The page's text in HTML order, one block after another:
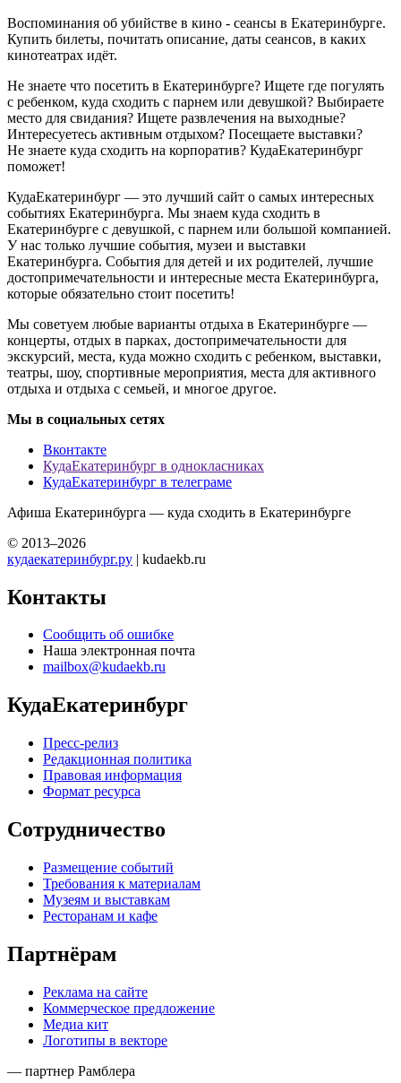
Воспоминания об убийстве в кино - сеансы в Екатеринбурге.
Купить билеты, почитать описание, даты сеансов, в каких
кинотеатрах идёт.
Не знаете что посетить в Екатеринбурге? Ищете где погулять
с ребенком, куда сходить с парнем или девушкой? Выбираете
место для свидания? Ищете развлечения на выходные?
Интересуетесь активным отдыхом? Посещаете выставки?
Не знаете куда сходить на корпоратив? КудаЕкатеринбург
поможет!
КудаЕкатеринбург — это лучший сайт о самых интересных
событиях Екатеринбурга. Мы знаем куда сходить в
Екатеринбурге с девушкой, с парнем или большой компанией.
У нас только лучшие события, музеи и выставки
Екатеринбурга. События для детей и их родителей, лучшие
достопримечательности и интересные места Екатеринбурга,
которые обязательно стоит посетить!
Мы советуем любые варианты отдыха в Екатеринбурге —
концерты, отдых в парках, достопримечательности для
экскурсий, места, куда можно сходить с ребенком, выставки,
театры, шоу, спортивные мероприятия, места для активного
отдыха и отдыха с семьей, и многое другое.
Мы в социальных сетях
Вконтакте
КудаЕкатеринбург в однокласниках
КудаЕкатеринбург в телеграме
Афиша Екатеринбурга — куда сходить в Екатеринбурге
© 2013–2026
кудаекатеринбург.ру | kudaekb.ru
Контакты
Сообщить об ошибке
Наша электронная почта
mailbox@kudaekb.ru
КудаЕкатеринбург
Пресс-релиз
Редакционная политика
Правовая информация
Формат ресурса
Сотрудничество
Размещение событий
Требования к материалам
Музеям и выставкам
Ресторанам и кафе
Партнёрам
Реклама на сайте
Коммерческое предложение
Медиа кит
Логотипы в векторе
— партнер Рамблера